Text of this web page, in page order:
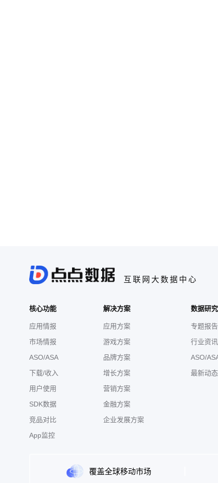
互联网大数据中心
核心功能
应用情报
市场情报
ASO/ASA
下载/收入
用户使用
SDK数据
竞品对比
App监控
解决方案
应用方案
游戏方案
品牌方案
增长方案
营销方案
金融方案
企业发展方案
数据研
专题报告
行业资讯
ASO/
最新动态
覆盖全球移动市场